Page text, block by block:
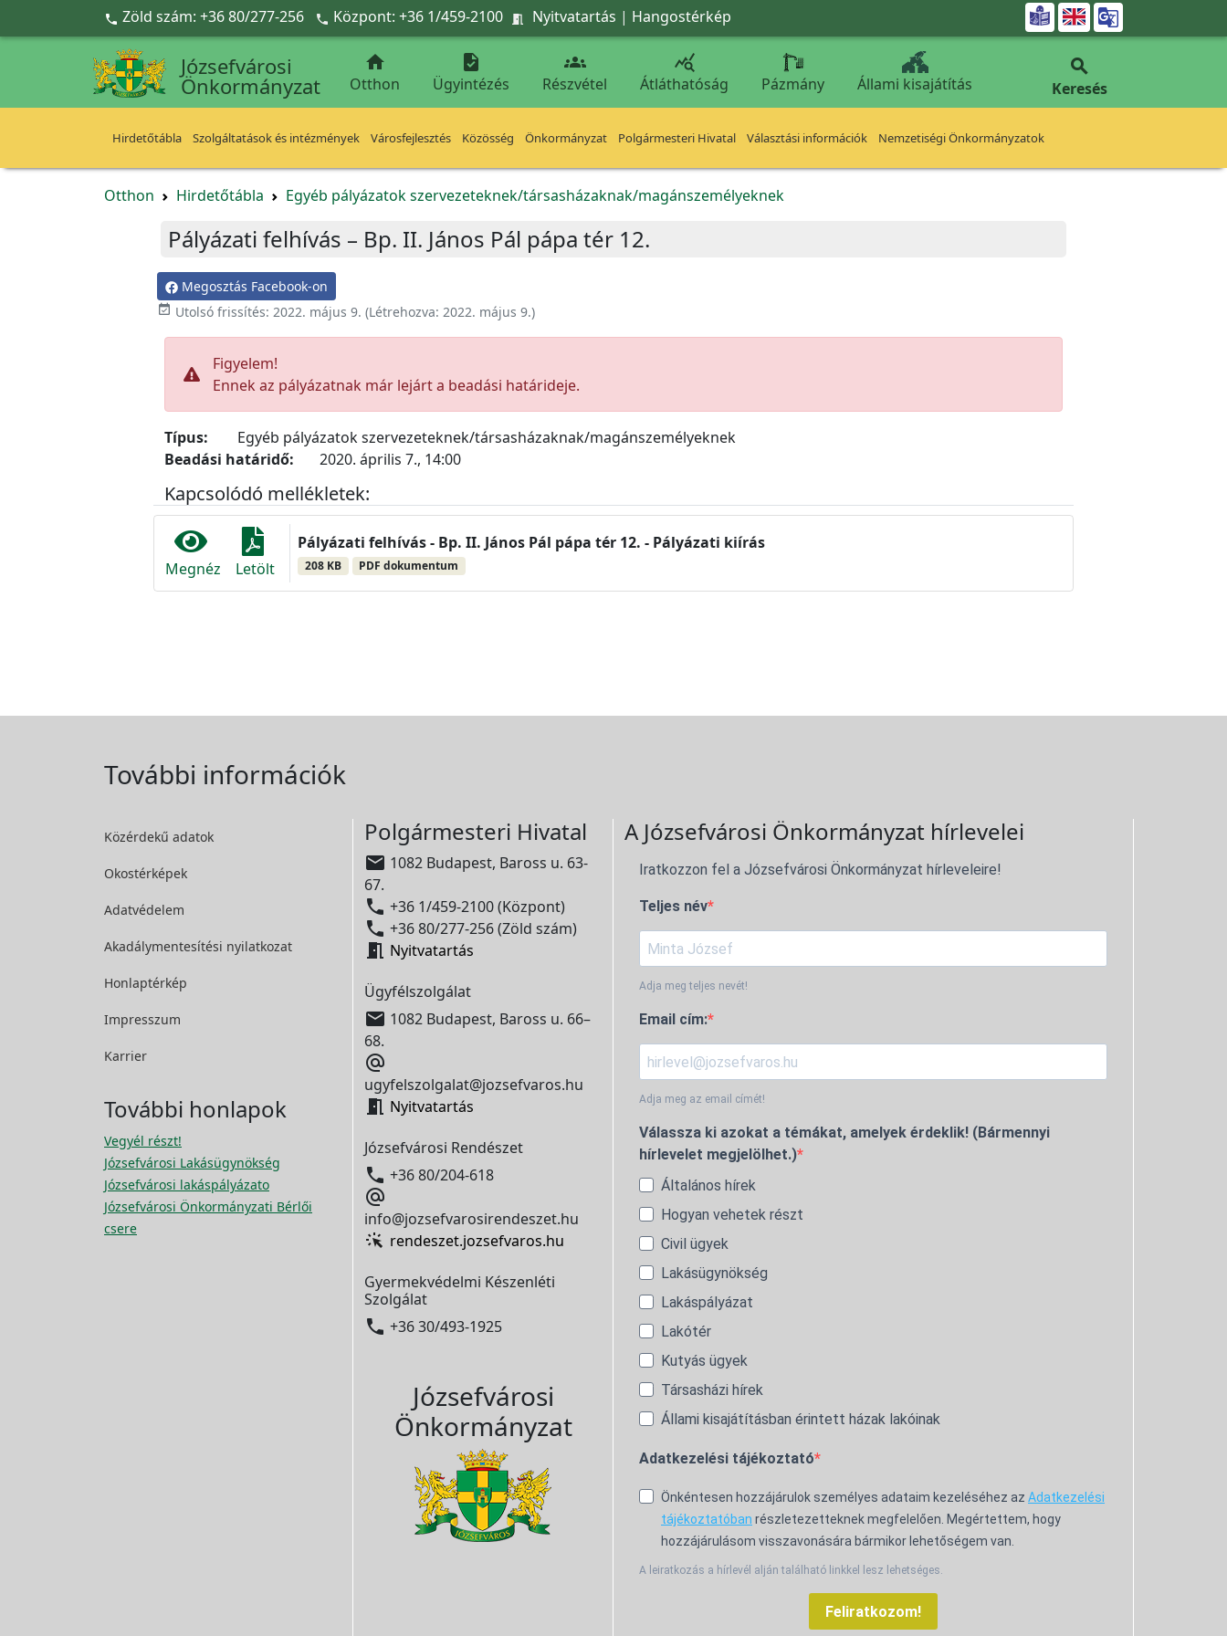
Ugrás a fő tartalomra
 Zöld szám: +36 80/277-256  Központ: +36 1/459-2100  Nyitvatartás | Hangostérkép 
Józsefvárosi
Önkormányzat

Otthon

Ügyintézés

Részvétel

Átláthatóság Pázmány Állami kisajátítás

Keresés
Hirdetőtábla Szolgáltatások és intézmények Városfejlesztés Közösség Önkormányzat Polgármesteri Hivatal Választási információk Nemzetiségi Önkormányzatok
Otthon Hirdetőtábla Egyéb pályázatok szervezeteknek/társasházaknak/magánszemélyeknek
Pályázati felhívás – Bp. II. János Pál pápa tér 12.
Megosztás Facebook-on
 Utolsó frissítés: 2022. május 9. (Létrehozva: 2022. május 9.)
Figyelem!
Ennek az pályázatnak már lejárt a beadási határideje.
Típus:
Egyéb pályázatok szervezeteknek/társasházaknak/magánszemélyeknek
Beadási határidő:
2020. április 7., 14:00
Kapcsolódó mellékletek:
Megnéz Letölt
Pályázati felhívás - Bp. II. János Pál pápa tér 12. - Pályázati kiírás
208 KB PDF dokumentum
További információk
Közérdekű adatok
Okostérképek
Adatvédelem
Akadálymentesítési nyilatkozat
Honlaptérkép
Impresszum
Karrier
További honlapok
Vegyél részt!
Józsefvárosi Lakásügynökség
Józsefvárosi lakáspályázato
Józsefvárosi Önkormányzati Bérlői
csere
Polgármesteri Hivatal
 1082 Budapest, Baross u. 63-
67.
 +36 1/459-2100 (Központ)
 +36 80/277-256 (Zöld szám)
 Nyitvatartás
Ügyfélszolgálat
 1082 Budapest, Baross u. 66–
68.

ugyfelszolgalat@jozsefvaros.hu
 Nyitvatartás
Józsefvárosi Rendészet
 +36 80/204-618

info@jozsefvarosirendeszet.hu
rendeszet.jozsefvaros.hu
Gyermekvédelmi Készenléti
Szolgálat
 +36 30/493-1925
Józsefvárosi
Önkormányzat
A Józsefvárosi Önkormányzat hírlevelei
Iratkozzon fel a Józsefvárosi Önkormányzat hírleveleire!
Teljes név
Adja meg teljes nevét!
Email cím:
Adja meg az email címét!
Válassza ki azokat a témákat, amelyek érdeklik! (Bármennyi
hírlevelet megjelölhet.)
Általános hírek
Hogyan vehetek részt
Civil ügyek
Lakásügynökség
Lakáspályázat
Lakótér
Kutyás ügyek
Társasházi hírek
Állami kisajátításban érintett házak lakóinak
Adatkezelési tájékoztató
Önkéntesen hozzájárulok személyes adataim kezeléséhez az Adatkezelési
tájékoztatóban részletezetteknek megfelelően. Megértettem, hogy
hozzájárulásom visszavonására bármikor lehetőségem van.
A leiratkozás a hírlevél alján található linkkel lesz lehetséges.
Feliratkozom!